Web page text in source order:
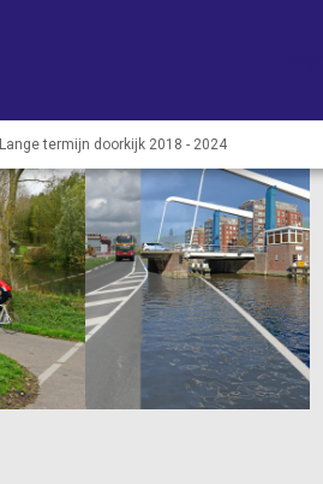
Lange termijn doorkijk 2018 - 2024